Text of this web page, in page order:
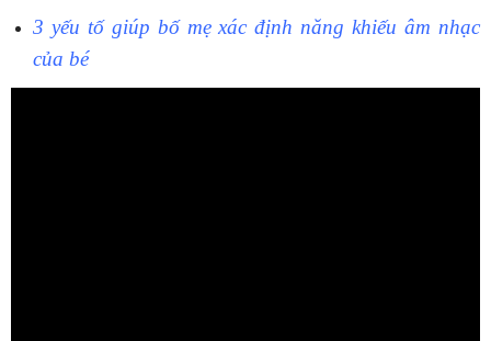
3 yếu tố giúp bố mẹ xác định năng khiếu âm nhạc
của bé